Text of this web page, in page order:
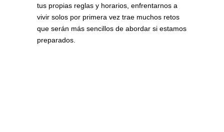
tus propias reglas y horarios, enfrentarnos a
vivir solos por primera vez trae muchos retos
que serán más sencillos de abordar si estamos
preparados.